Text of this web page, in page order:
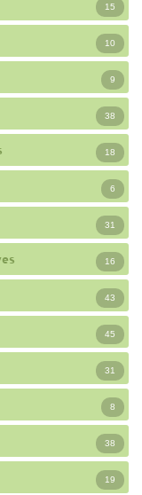
15
10
9
38
18
6
31
16
43
45
31
8
38
19